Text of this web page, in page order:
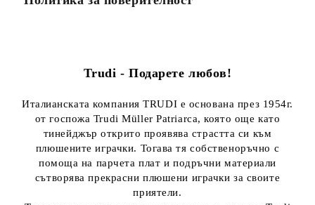
Trudi - Подарете любов!
Италианската компания TRUDI е основана през 1954г.
от госпожа Trudi Müller Patriarca, която още като
тинейджър открито проявява страстта си към
плюшените играчки. Тогава тя собственоръчно с
помоща на парчета плат и подръчни материали
сътворява прекрасни плюшени играчки за своите
приятели.